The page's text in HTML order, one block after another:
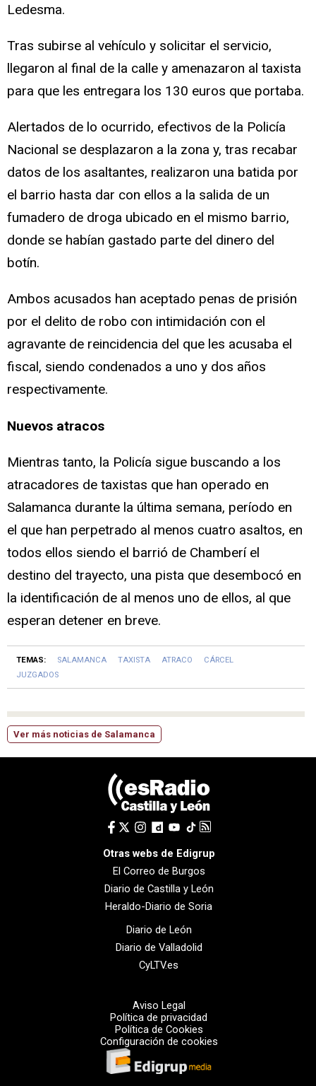
Ledesma.
Tras subirse al vehículo y solicitar el servicio,
llegaron al final de la calle y amenazaron al taxista
para que les entregara los 130 euros que portaba.
Alertados de lo ocurrido, efectivos de la Policía
Nacional se desplazaron a la zona y, tras recabar
datos de los asaltantes, realizaron una batida por
el barrio hasta dar con ellos a la salida de un
fumadero de droga ubicado en el mismo barrio,
donde se habían gastado parte del dinero del
botín.
Ambos acusados han aceptado penas de prisión
por el delito de robo con intimidación con el
agravante de reincidencia del que les acusaba el
fiscal, siendo condenados a uno y dos años
respectivamente.
Nuevos atracos
Mientras tanto, la Policía sigue buscando a los
atracadores de taxistas que han operado en
Salamanca durante la última semana, período en
el que han perpetrado al menos cuatro asaltos, en
todos ellos siendo el barrió de Chamberí el
destino del trayecto, una pista que desembocó en
la identificación de al menos uno de ellos, al que
esperan detener en breve.
TEMAS: SALAMANCA TAXISTA ATRACO
CÁRCEL
JUZGADOS
Ver más noticias de Salamanca
Otras webs de Edigrup
El Correo de Burgos
Diario de Castilla y León
Heraldo-Diario de Soria
Diario de León
Diario de Valladolid
CyLTV.es
Aviso Legal
Política de privacidad
Política de Cookies
Configuración de cookies